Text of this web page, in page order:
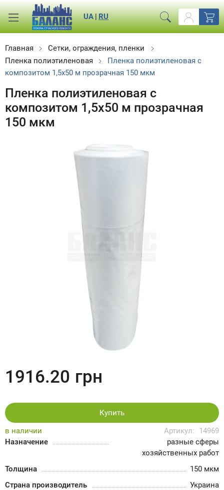
RU
|
UA
Главная
Сетки, ограждения, пленки
Пленка полиэтиленовая
Пленка полиэтиленовая с
композитом 1,5x50 м прозрачная 150 мкм
Пленка полиэтиленовая с
композитом 1,5x50 м прозрачная
150 мкм
в наличии Артикул:
14969
Назначение
разные сферы
хозяйственных работ
Толщина
150 мкм
Страна производитель
Украина
1916.20 грн
Купить